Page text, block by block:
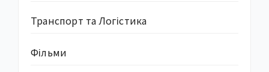
Транспорт та Логістика
Фільми